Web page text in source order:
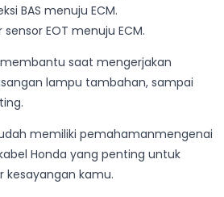
BAS menuju ECM.
EOT menuju ECM.
saat mengerjakan
lampu tambahan, sampai
memiliki pemahamanmengenai
Honda yang penting untuk
kesayangan kamu.